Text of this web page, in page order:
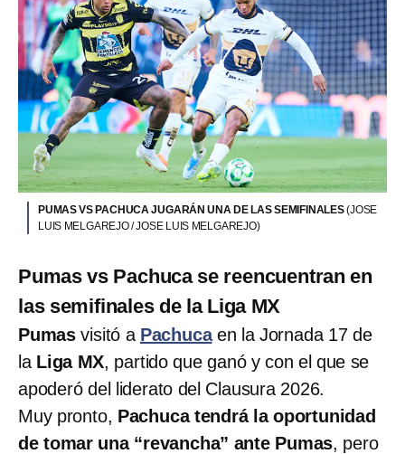
PUMAS VS PACHUCA JUGARÁN UNA DE LAS SEMIFINALES(JOSE
LUIS MELGAREJO / JOSE LUIS MELGAREJO)
Pumas vs Pachuca se reencuentran en
las semifinales de la Liga MX
Pumasvisitó a Pachuca en la Jornada 17 de
la Liga MX, partido que ganó y con el que se
apoderó del liderato del Clausura 2026.
Muy pronto, Pachuca tendrá la oportunidad
de tomar una “revancha” ante Pumas, pero